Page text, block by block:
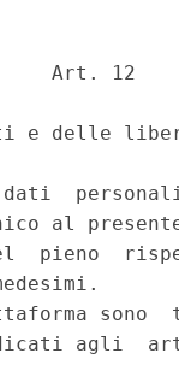
Art. 12
e delle
al
pieno
sono
agli